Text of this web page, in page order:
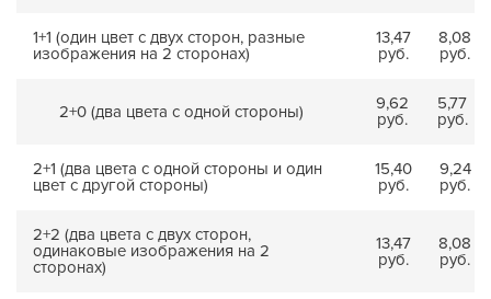
1+1 (один цвет с двух сторон, разные
изображения на 2 сторонах)
13,47
руб.
8,08
руб.
2+0 (два цвета с одной стороны)
9,62
руб.
5,77
руб.
2+1 (два цвета с одной стороны и один
цвет с другой стороны)
15,40
руб.
9,24
руб.
2+2 (два цвета с двух сторон,
одинаковые изображения на 2
сторонах)
13,47
руб.
8,08
руб.